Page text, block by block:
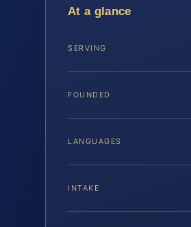
At a glance
SERVING
FOUNDED
LANGUAGES
INTAKE